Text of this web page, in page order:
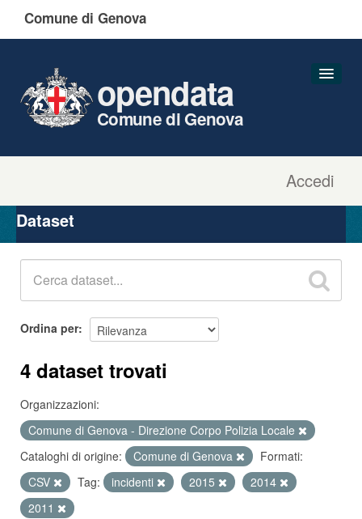
Comune di Genova
Accedi
opendata
Comune di Genova
Organizzazioni
Gruppi
Dataset
Ordina per
4 dataset trovati
Organizzazioni:
Comune di Genova - Direzione Corpo Polizia Locale
Cataloghi di origine:
Comune di Genova
Formati:
CSV
Tag: incidenti 2015
2014
2011